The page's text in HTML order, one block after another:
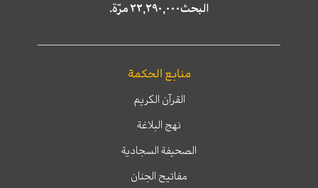
البحث٢٢,٢٩٠,٠٠٠ مرّة.
منابع الحكمة
القرآن الكريم
نهج البلاغة
الصحيفة السجادية
مفاتيح الجنان